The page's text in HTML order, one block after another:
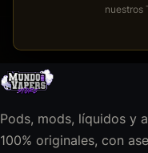
nuestros
Pods, mods, líquidos y
100% originales, con